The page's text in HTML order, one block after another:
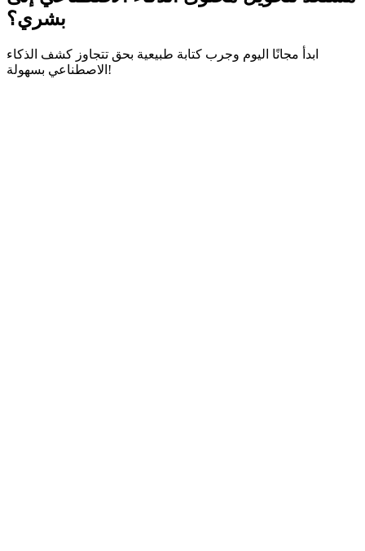
بشري؟
ابدأ مجانًا اليوم وجرب كتابة طبيعية بحق تتجاوز كشف الذكاء
الاصطناعي بسهولة!